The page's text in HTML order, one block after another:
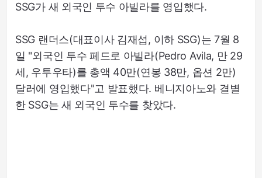
SSG가 새 외국인 투수 아빌라를 영입했다.
SSG 랜더스(대표이사 김재섭, 이하 SSG)는 7월 8
일 "외국인 투수 페드로 아빌라(Pedro Avila, 만 29
세, 우투우타)를 총액 40만(연봉 38만, 옵션 2만)
달러에 영입했다"고 발표했다. 베니지아노와 결별
한 SSG는 새 외국인 투수를 찾았다.